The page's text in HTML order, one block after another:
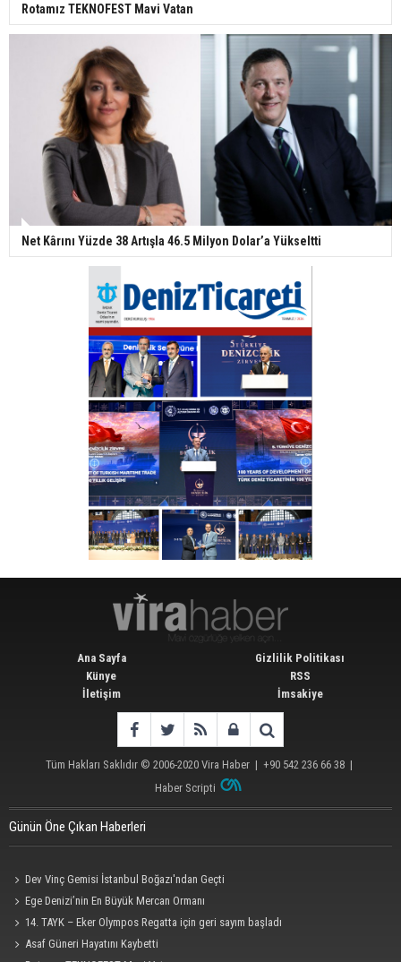
Rotamız TEKNOFEST Mavi Vatan
Net Kârını Yüzde 38 Artışla 46.5 Milyon Dolar’a Yükseltti
Ana Sayfa
Künye
İletişim
Gizlilik Politikası
RSS
İmsakiye
Tüm Hakları Saklıdır © 2006-2020 Vira Haber | +90 542 236 66 38 |
Haber Scripti
Günün Öne Çıkan Haberleri
Dev Vinç Gemisi İstanbul Boğazı'ndan Geçti
Ege Denizi’nin En Büyük Mercan Ormanı
14. TAYK – Eker Olympos Regatta için geri sayım başladı
Asaf Güneri Hayatını Kaybetti